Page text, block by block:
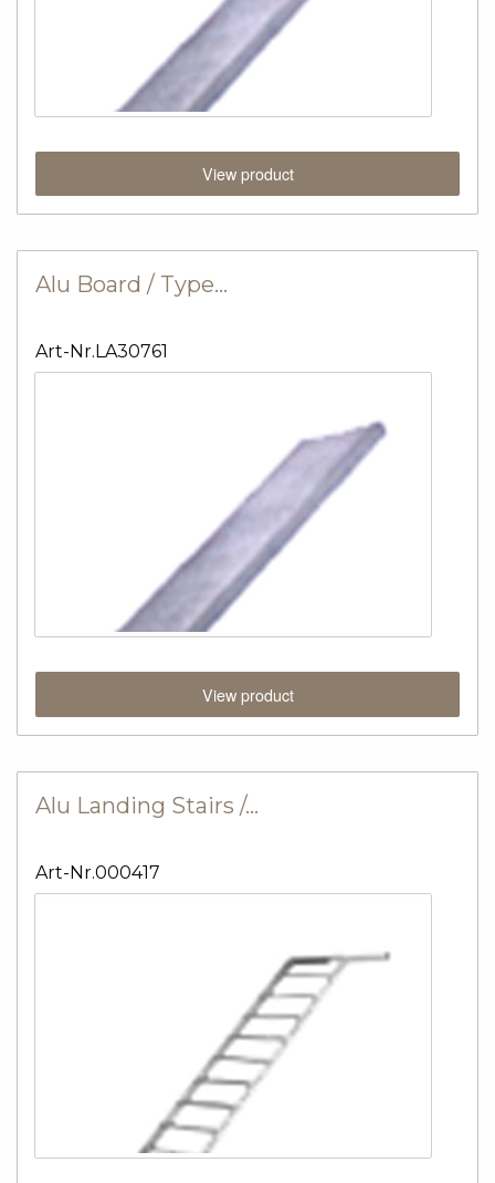
View product
Alu Board / Type…
Art-Nr.LA30761
View product
Alu Landing Stairs /…
Art-Nr.000417